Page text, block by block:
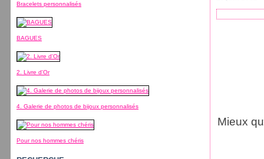
Bracelets personnalisés
BAGUES
2. Livre d'Or
4. Galerie de photos de bijoux personnalisés
Pour nos hommes chéris
Mieux